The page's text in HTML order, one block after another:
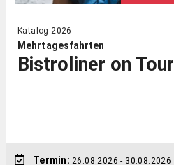
Katalog 2026
Mehrtagesfahrten
Bistroliner on Tour
Termin: 26.08.2026- 30.08.2026